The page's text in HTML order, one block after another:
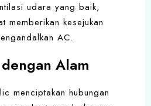
udara yang baik,
memberikan kesejukan
AC.
Alam
menciptakan hubungan